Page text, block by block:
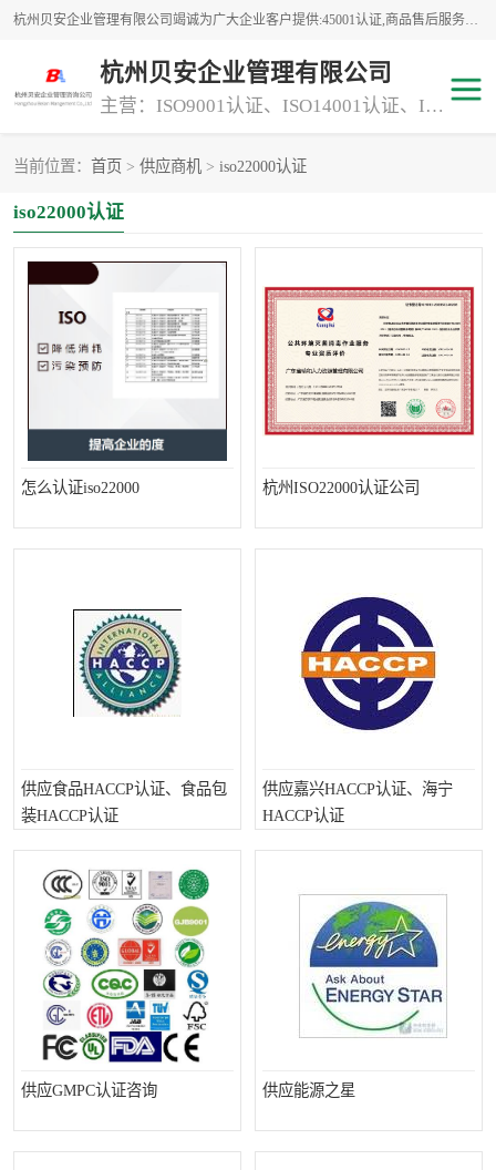
杭州贝安企业管理有限公司竭诚为广大企业客户提供:45001认证,商品售后服务认证,CE认证,知识产权体系认证,iso体系认证等服务,公司提供一条认证服务,方便快捷.
杭州贝安企业管理有限公司
主营：ISO9001认证、ISO14001认证、ISO认证、ISO22000认证、ISO/TS16949认证,FSC森林认证
当前位置： 首页 > 供应商机 > iso22000认证
iso22000认证
怎么认证iso22000 杭州ISO22000认证公司
供应食品HACCP认证、食品包
装HACCP认证
供应嘉兴HACCP认证、海宁
HACCP认证
供应GMPC认证咨询 供应能源之星
专业资质评价证书(1) ISO9000
45001认证
GJB 9001C-2017 知识产权体系认证
交通运输服务
ITSS认证
ISO认证 OHSAS18001认证
CCC认证 CE认证
CQC志愿认证
iso22000认证 iso体系认证